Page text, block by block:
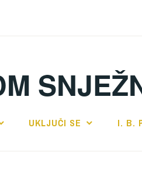
UKLJUČI SE I. B.